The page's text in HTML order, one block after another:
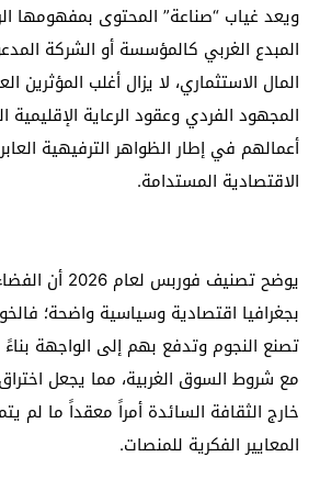
ويعد غياب “صناعة” المحتوى بمفهومها
المبدع الغربي كالمؤسسة أو الشركة
المال الاستثماري، لا يزال أغلب المؤثرين
المجهود الفردي وعقود الرعاية الإقليمية
أعمالهم في إطار الظواهر الترفيهية
الاقتصادية المستدامة.
يوضح تصنيف
بجغرافيا اقتصادية وسياسية واضحة؛
تصنع النجوم وتدفع بهم إلى الواجهة
مع شروط السوق الغربية، مما يجعل
خارج الثقافة السائدة أمراً معقداً ما لم
المعايير الفكرية للمنصات.